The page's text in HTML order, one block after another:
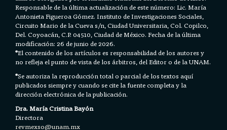
Responsable de la última actualización de este número: Lic. María
Antonieta Figueroa Gómez. Instituto de Investigaciones Sociales,
Circuito Mario de la Cueva s/n, Ciudad Universitaria, Col. Copilco,
Del. Coyoacán, C.P. 04510, Ciudad de México. Fecha de la última
modificación: 26 de junio de 2026.
*El contenido de los artículos es responsabilidad de los autores y
no refleja el punto de vista de los árbitros, del Editor o de la UNAM.
*Se autoriza la reproducción total o parcial de los textos aquí
publicados siempre y cuando se cite la fuente completa y la
dirección electrónica de la publicación.
Dra. María Cristina Bayón
Directora
revmexso@unam.mx